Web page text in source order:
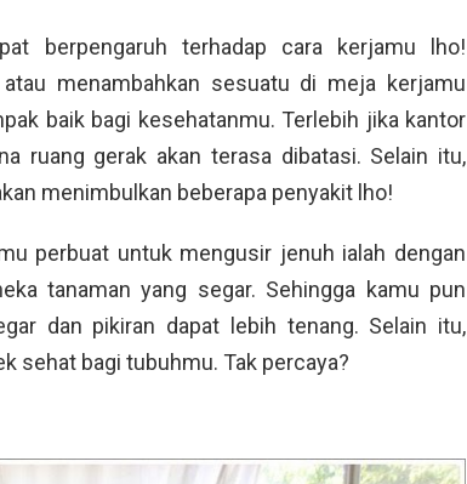
berpengaruh terhadap cara kerjamu lho!
menambahkan sesuatu di meja kerjamu
baik bagi kesehatanmu. Terlebih jika kantor
ruang gerak akan terasa dibatasi. Selain itu,
menimbulkan beberapa penyakit lho!
perbuat untuk mengusir jenuh ialah dengan
tanaman yang segar. Sehingga kamu pun
dan pikiran dapat lebih tenang. Selain itu,
sehat bagi tubuhmu. Tak percaya?